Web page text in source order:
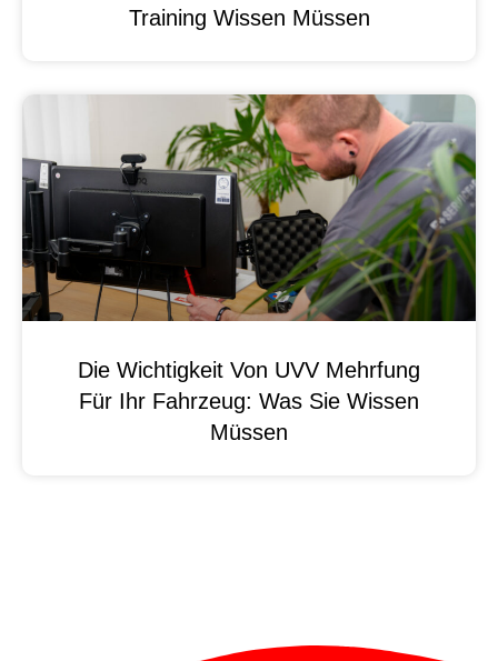
Training Wissen Müssen
Die Wichtigkeit Von UVV Mehrfung
Für Ihr Fahrzeug: Was Sie Wissen
Müssen